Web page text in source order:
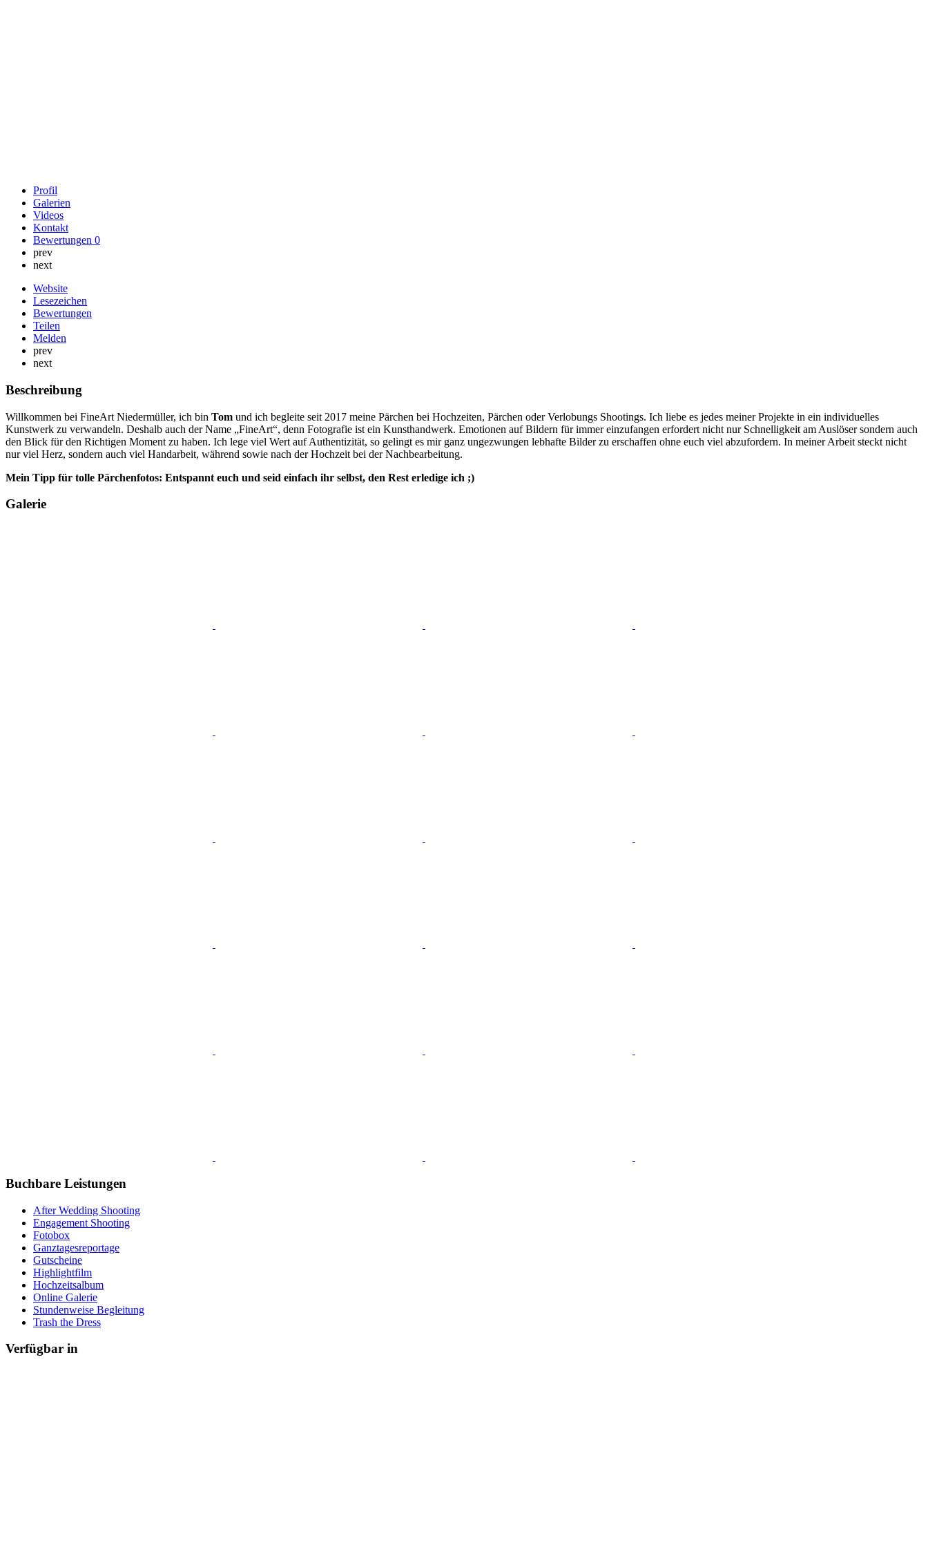
Profil
Galerien
Videos
Kontakt
Bewertungen 0
prev
next
Website
Lesezeichen
Bewertungen
Teilen
Melden
prev
next
Beschreibung
Willkommen bei FineArt Niedermüller, ich bin Tom und ich begleite seit 2017 meine Pärchen bei Hochzeiten, Pärchen oder Verlobungs Shootings. Ich liebe es jedes meiner Projekte in ein individuelles
Kunstwerk zu verwandeln. Deshalb auch der Name „FineArt“, denn Fotografie ist ein Kunsthandwerk. Emotionen auf Bildern für immer einzufangen erfordert nicht nur Schnelligkeit am Auslöser sondern auch
den Blick für den Richtigen Moment zu haben. Ich lege viel Wert auf Authentizität, so gelingt es mir ganz ungezwungen lebhafte Bilder zu erschaffen ohne euch viel abzufordern. In meiner Arbeit steckt nicht
nur viel Herz, sondern auch viel Handarbeit, während sowie nach der Hochzeit bei der Nachbearbeitung.
Mein Tipp für tolle Pärchenfotos: Entspannt euch und seid einfach ihr selbst, den Rest erledige ich ;)
Galerie
Buchbare Leistungen
After Wedding Shooting
Engagement Shooting
Fotobox
Ganztagesreportage
Gutscheine
Highlightfilm
Hochzeitsalbum
Online Galerie
Stundenweise Begleitung
Trash the Dress
Verfügbar in